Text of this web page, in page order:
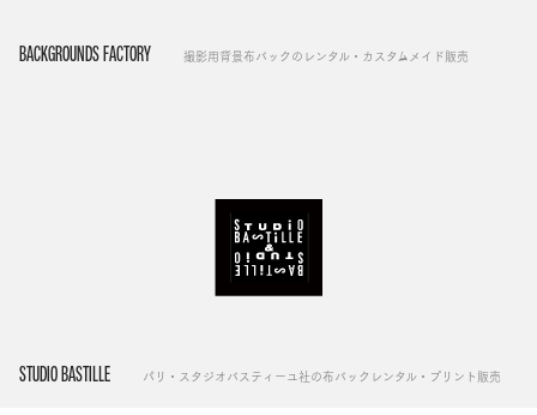
BACKGROUNDS FACTORY 撮影用背景布バックのレンタル・カスタムメイド販売
STUDIO BASTILLE パリ・スタジオバスティーユ社の布バックレンタル・プリント販売